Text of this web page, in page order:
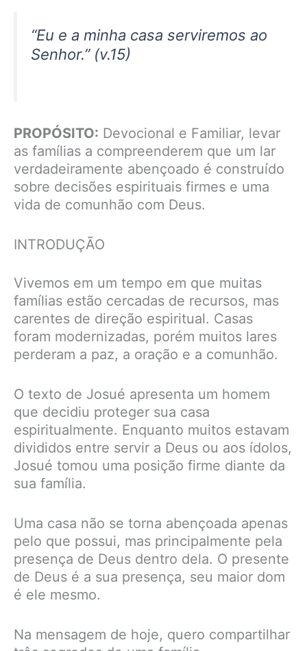
“Eu e a minha casa serviremos ao
Senhor.” (v.15)
PROPÓSITO: Devocional e Familiar, levar
as famílias a compreenderem que um lar
verdadeiramente abençoado é construído
sobre decisões espirituais firmes e uma
vida de comunhão com Deus.
INTRODUÇÃO
Vivemos em um tempo em que muitas
famílias estão cercadas de recursos, mas
carentes de direção espiritual. Casas
foram modernizadas, porém muitos lares
perderam a paz, a oração e a comunhão.
O texto de Josué apresenta um homem
que decidiu proteger sua casa
espiritualmente. Enquanto muitos estavam
divididos entre servir a Deus ou aos ídolos,
Josué tomou uma posição firme diante da
sua família.
Uma casa não se torna abençoada apenas
pelo que possui, mas principalmente pela
presença de Deus dentro dela. O presente
de Deus é a sua presença, seu maior dom
é ele mesmo.
Na mensagem de hoje, quero compartilhar